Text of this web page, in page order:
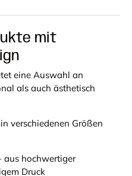
mit
eine Auswahl an
als auch ästhetisch
verschiedenen Größen
aus hochwertiger
Druck